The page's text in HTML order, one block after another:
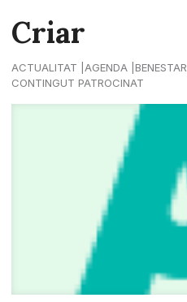
Criar
ACTUALITAT AGENDA BENESTAR
CONTINGUT PATROCINAT